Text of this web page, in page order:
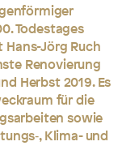
Todestages
Jörg Ruch
Renovierung
Herbst 2019. Es
für die
sowie
Klima- und